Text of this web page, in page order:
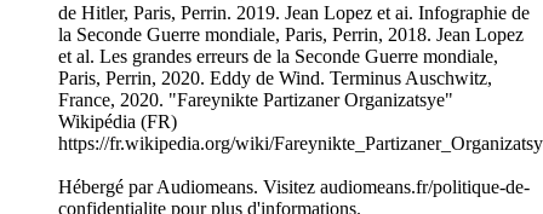
de Hitler, Paris, Perrin. 2019. Jean Lopez et ai. Infographie de
la Seconde Guerre mondiale, Paris, Perrin, 2018. Jean Lopez
et al. Les grandes erreurs de la Seconde Guerre mondiale,
Paris, Perrin, 2020. Eddy de Wind. Terminus Auschwitz,
France, 2020. "Fareynikte Partizaner Organizatsye"
Wikipédia (FR)
https://fr.wikipedia.org/wiki/
Hébergé par Audiomeans. Visitez audiomeans.fr/politique-de-
confidentialite pour plus d'informations.